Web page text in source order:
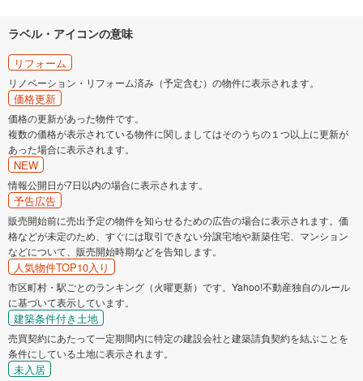
ラベル・アイコンの意味
リフォーム
リノベーション・リフォーム済み（予定含む）の物件に表示されます。
価格更新
価格の更新があった物件です。
複数の価格が表示されている物件に関しましてはそのうちの１つ以上に更新が
あった場合に表示されます。
NEW
情報公開日が7日以内の場合に表示されます。
予告広告
販売開始前に売出予定の物件を知らせるための広告の場合に表示されます。価
格などが未定のため、すぐには取引できない分譲宅地や新築住宅、マンション
などについて、販売開始時期などを告知します。
人気物件TOP10入り
市区町村・駅ごとのランキング（火曜更新）です。Yahoo!不動産独自のルール
に基づいて表示しています。
建築条件付き土地
売買契約にあたって一定期間内に特定の建設会社と建築請負契約を結ぶことを
条件にしている土地に表示されます。
未入居